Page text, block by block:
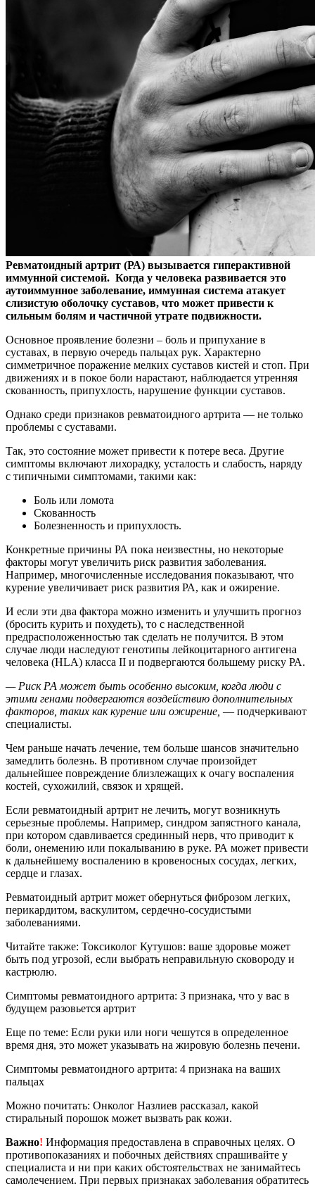
Ревматоидный артрит (РА) вызывается гиперактивной
иммунной системой. Когда у человека развивается это
аутоиммунное заболевание, иммунная система атакует
слизистую оболочку суставов, что может привести к
сильным болям и частичной утрате подвижности.
Основное проявление болезни – боль и припухание в
суставах, в первую очередь пальцах рук. Характерно
симметричное поражение мелких суставов кистей и стоп. При
движениях и в покое боли нарастают, наблюдается утренняя
скованность, припухлость, нарушение функции суставов.
Однако среди признаков ревматоидного артрита — не только
проблемы с суставами.
Так, это состояние может привести к потере веса. Другие
симптомы включают лихорадку, усталость и слабость, наряду
с типичными симптомами, такими как:
Боль или ломота
Скованность
Болезненность и припухлость.
Конкретные причины РА пока неизвестны, но некоторые
факторы могут увеличить риск развития заболевания.
Например, многочисленные исследования показывают, что
курение увеличивает риск развития РА, как и ожирение.
И если эти два фактора можно изменить и улучшить прогноз
(бросить курить и похудеть), то с наследственной
предрасположенностью так сделать не получится. В этом
случае люди наследуют генотипы лейкоцитарного антигена
человека (HLA) класса II и подвергаются большему риску РА.
— Риск РА может быть особенно высоким, когда люди с
этими генами подвергаются воздействию дополнительных
факторов, таких как курение или ожирение, — подчеркивают
специалисты.
Чем раньше начать лечение, тем больше шансов значительно
замедлить болезнь. В противном случае произойдет
дальнейшее повреждение близлежащих к очагу воспаления
костей, сухожилий, связок и хрящей.
Если ревматоидный артрит не лечить, могут возникнуть
серьезные проблемы. Например, синдром запястного канала,
при котором сдавливается срединный нерв, что приводит к
боли, онемению или покалыванию в руке. РА может привести
к дальнейшему воспалению в кровеносных сосудах, легких,
сердце и глазах.
Ревматоидный артрит может обернуться фиброзом легких,
перикардитом, васкулитом, сердечно-сосудистыми
заболеваниями.
Читайте также: Токсиколог Кутушов: ваше здоровье может
быть под угрозой, если выбрать неправильную сковороду и
кастрюлю.
Симптомы ревматоидного артрита: 3 признака, что у вас в
будущем разовьется артрит
Еще по теме: Если руки или ноги чешутся в определенное
время дня, это может указывать на жировую болезнь печени.
Симптомы ревматоидного артрита: 4 признака на ваших
пальцах
Можно почитать: Онколог Назлиев рассказал, какой
стиральный порошок может вызвать рак кожи.
Важно! Информация предоставлена в справочных целях. О
противопоказаниях и побочных действиях спрашивайте у
специалиста и ни при каких обстоятельствах не занимайтесь
самолечением. При первых признаках заболевания обратитесь